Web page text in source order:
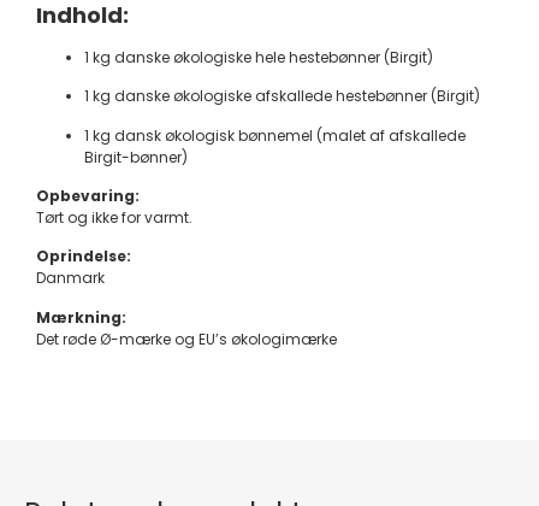
Indhold:
1 kg danske økologiske hele hestebønner (Birgit)
1 kg danske økologiske afskallede hestebønner (Birgit)
1 kg dansk økologisk bønnemel (malet af afskallede
Birgit-bønner)
Opbevaring:
Tørt og ikke for varmt.
Oprindelse:
Danmark
Mærkning:
Det røde Ø-mærke og EU’s økologimærke